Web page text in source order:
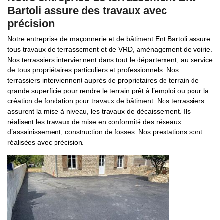
Bartoli assure des travaux avec
précision
Notre entreprise de maçonnerie et de bâtiment Ent Bartoli assure
tous travaux de terrassement et de VRD, aménagement de voirie.
Nos terrassiers interviennent dans tout le département, au service
de tous propriétaires particuliers et professionnels. Nos
terrassiers interviennent auprès de propriétaires de terrain de
grande superficie pour rendre le terrain prêt à l’emploi ou pour la
création de fondation pour travaux de bâtiment. Nos terrassiers
assurent la mise à niveau, les travaux de décaissement. Ils
réalisent les travaux de mise en conformité des réseaux
d’assainissement, construction de fosses. Nos prestations sont
réalisées avec précision.